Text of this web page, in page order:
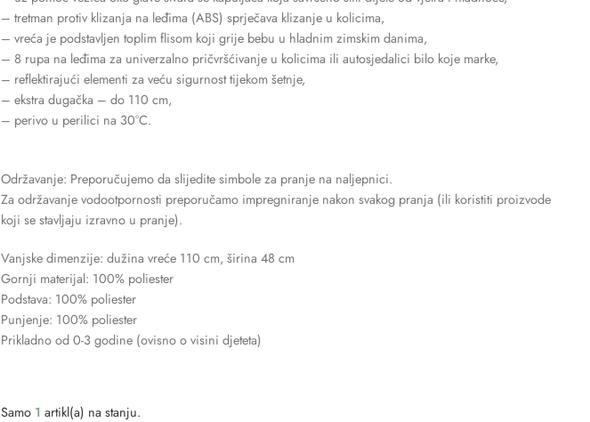
– tretman protiv klizanja na leđima (ABS) sprječava klizanje u kolicima,
– vreća je podstavljen toplim flisom koji grije bebu u hladnim zimskim danima,
– 8 rupa na leđima za univerzalno pričvršćivanje u kolicima ili autosjedalici bilo koje marke,
– reflektirajući elementi za veću sigurnost tijekom šetnje,
– ekstra dugačka – do 110 cm,
– perivo u perilici na 30°C.
Održavanje: Preporučujemo da slijedite simbole za pranje na naljepnici.
Za održavanje vodootpornosti preporučamo impregniranje nakon svakog pranja (ili koristiti proizvode
koji se stavljaju izravno u pranje).
Vanjske dimenzije: dužina vreće 110 cm, širina 48 cm
Gornji materijal: 100% poliester
Podstava: 100% poliester
Punjenje: 100% poliester
Prikladno od 0-3 godine (ovisno o visini djeteta)
Samo 1 artikl(a) na stanju.